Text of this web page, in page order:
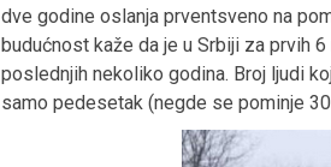
dve godine oslanja prventsveno na
budućnost kaže da je u Srbiji za prvih
poslednjih nekoliko godina. Broj ljudi
samo pedesetak (negde se pominje